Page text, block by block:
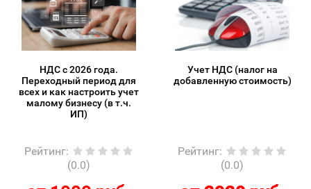
НДС с 2026 года.
Переходный период для
всех и как настроить учет
малому бизнесу (в т.ч.
ИП)
Рейтинг:
(0.0)
Учет НДС (налог на
добавленную стоимость)
Рейтинг:
(0.0)